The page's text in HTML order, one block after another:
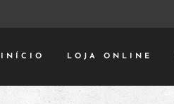
INÍCIO LOJA ONLINE